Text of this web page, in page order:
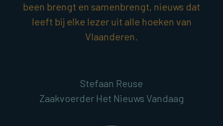
been brengt en samenbrengt, nieuws dat
leeft bij elke lezer uit alle hoeken van
Vlaanderen.
Stefaan Reuse
Zaakvoerder Het Nieuws Vandaag